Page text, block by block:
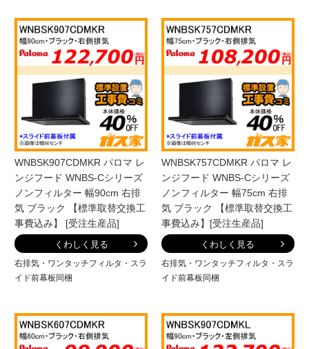
WNBSK907CDMKR パロマ レ
ンジフード WNBS-Cシリーズ
ノンフィルター 幅90cm 右排
気 ブラック 【標準取替交換工
事費込み】 [受注生産品]
くわしく見る
右排気・ワンタッチフィルタ・スラ
イド前幕板同梱
WNBSK757CDMKR パロマ レ
ンジフード WNBS-Cシリーズ
ノンフィルター 幅75cm 右排
気 ブラック 【標準取替交換工
事費込み】[受注生産品]
くわしく見る
右排気・ワンタッチフィルタ・スラ
イド前幕板同梱